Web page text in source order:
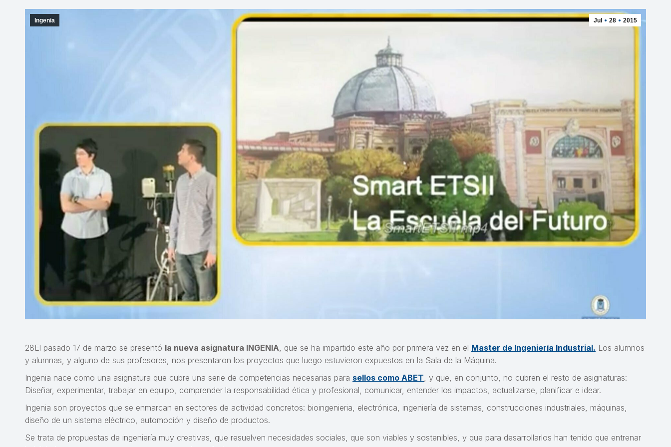
Jul 28 2015
Ingenia
28El pasado 17 de marzo se presentó la nueva asignatura INGENIA, que se ha impartido este año por primera vez en el Master de Ingeniería Industrial. Los alumnos
y alumnas, y alguno de sus profesores, nos presentaron los proyectos que luego estuvieron expuestos en la Sala de la Máquina.
Ingenia nace como una asignatura que cubre una serie de competencias necesarias para sellos como ABET, y que, en conjunto, no cubren el resto de asignaturas:
Diseñar, experimentar, trabajar en equipo, comprender la responsabilidad ética y profesional, comunicar, entender los impactos, actualizarse, planificar e idear.
Ingenia son proyectos que se enmarcan en sectores de actividad concretos: bioingenieria, electrónica, ingeniería de sistemas, construcciones industriales, máquinas,
diseño de un sistema eléctrico, automoción y diseño de productos.
Se trata de propuestas de ingeniería muy creativas, que resuelven necesidades sociales, que son viables y sostenibles, y que para desarrollarlos han tenido que entrenar